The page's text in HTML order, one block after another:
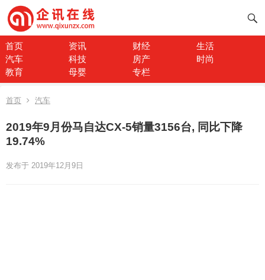
首页 资讯 财经
生活
汽车
科技 房产
时尚
教育
母婴 专栏
首页 汽车
2019年9月份马自达CX-5销量3156台, 同比下降
19.74%
发布于 2019年12月9日